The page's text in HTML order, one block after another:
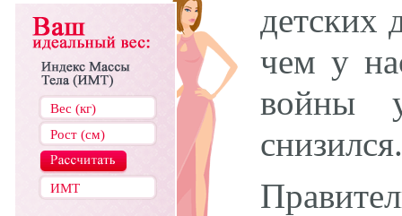
детских
чем у
войны
снизился.